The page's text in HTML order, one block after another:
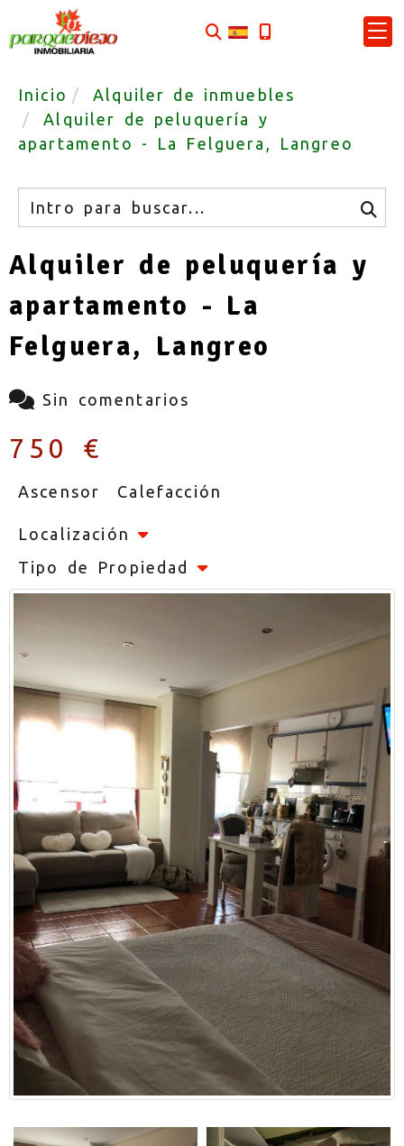
Inicio
Alquiler de inmuebles
Alquiler de peluquería y
apartamento - La Felguera, Langreo
Buscar
Alquiler de peluquería y
apartamento - La
Felguera, Langreo
Sin comentarios
750 €
Ascensor Calefacción
Localización
Tipo de Propiedad